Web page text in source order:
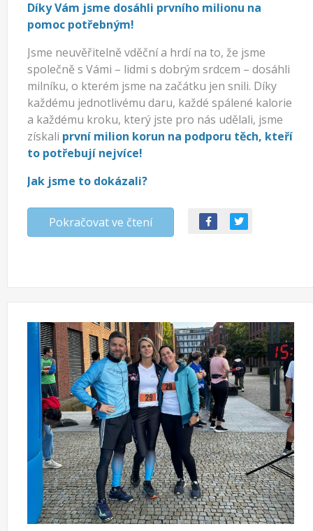
Díky Vám jsme dosáhli prvního milionu na
pomoc potřebným!
Jsme neuvěřitelně vděční a hrdí na to, že jsme
společně s Vámi – lidmi s dobrým srdcem – dosáhli
milníku, o kterém jsme na začátku jen snili. Díky
každému jednotlivému daru, každé spálené kalorie
a každému kroku, který jste pro nás udělali, jsme
získali první milion korun na podporu těch, kteří
to potřebují nejvíce!
Jak jsme to dokázali?
Pokračovat ve čtení